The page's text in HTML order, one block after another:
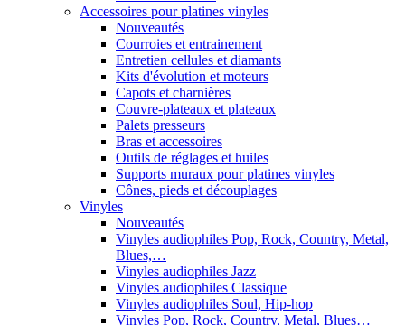
Accessoires pour platines vinyles
Nouveautés
Courroies et entrainement
Entretien cellules et diamants
Kits d'évolution et moteurs
Capots et charnières
Couvre-plateaux et plateaux
Palets presseurs
Bras et accessoires
Outils de réglages et huiles
Supports muraux pour platines vinyles
Cônes, pieds et découplages
Vinyles
Nouveautés
Vinyles audiophiles Pop, Rock, Country, Metal,
Blues,…
Vinyles audiophiles Jazz
Vinyles audiophiles Classique
Vinyles audiophiles Soul, Hip-hop
Vinyles Pop, Rock, Country, Metal, Blues…